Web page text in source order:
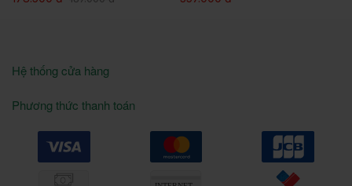
Hệ thống cửa hàng
Phương thức thanh toán